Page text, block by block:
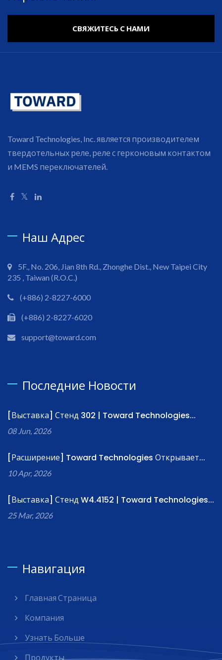
СВЯЖИТЕСЬ С НАМИ
Toward Technologies, Inc. является производителем
твердотельных реле, реле с герконовым контактом
и MEMS переключателей.
Наш Адрес
5F., No. 206, Jian 8th Rd., Zhonghe Dist., New Taipei City
235 , Taiwan (R.O.C.)
(+886) 2-8227-6000
(+886) 2-8227-6020
support@toward.com
Последние Новости
[Выставка] Стенд 302 | Toward Technologies...
08 Jun, 2026
[Расширение] Toward Technologies Открывает...
10 Apr, 2026
[Выставка] Стенд W4.4152 | Toward Technologies...
25 Mar, 2026
Навигация
Главная Страница
Компания
Узнать Больше
Продукты